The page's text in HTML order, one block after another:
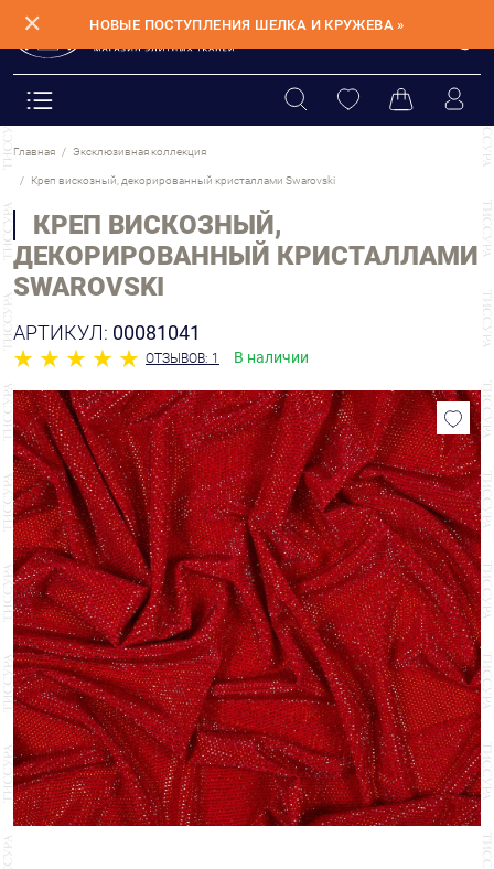
✕ НОВЫЕ ПОСТУПЛЕНИЯ ШЕЛКА И КРУЖЕВА »
Главная Эксклюзивная коллекция
Креп вискозный, декорированный кристаллами Swarovski
КРЕП ВИСКОЗНЫЙ,
ДЕКОРИРОВАННЫЙ КРИСТАЛЛАМИ
SWAROVSKI
АРТИКУЛ: 00081041
ОТЗЫВОВ: 1 В наличии